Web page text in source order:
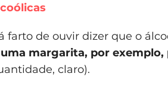
farto de ouvir dizer que o
uma margarita, por exemplo,
claro).